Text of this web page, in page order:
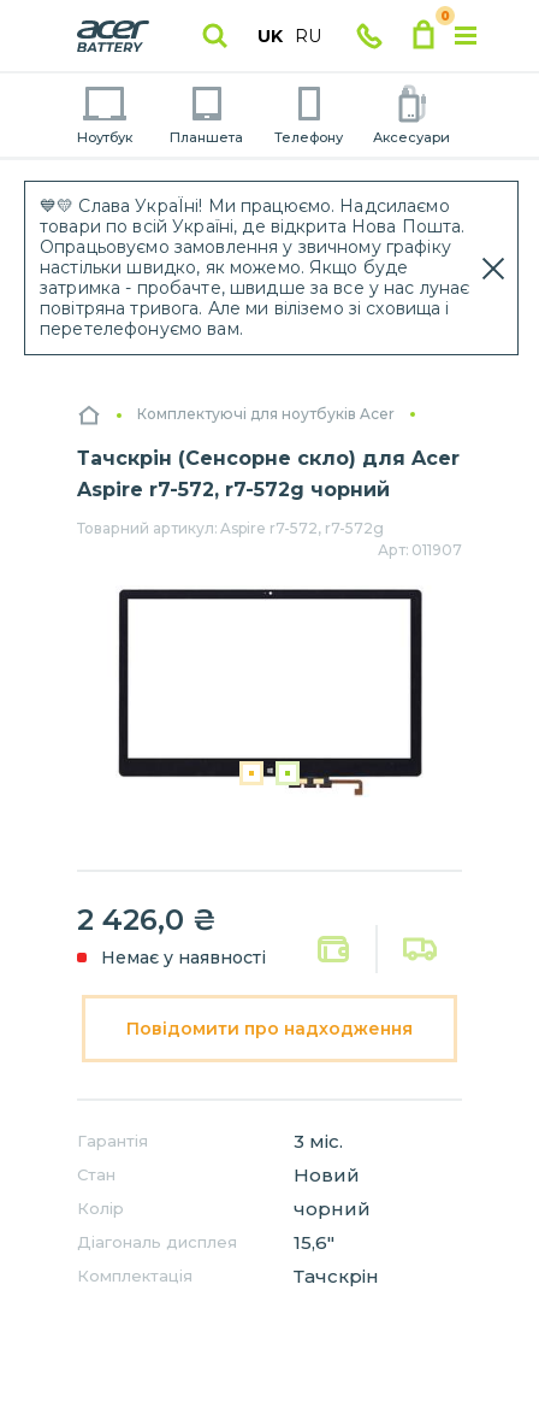
💙💛 Слава УкраЇні! Ми працюємо. Надсилаємо
товари по всій Україні, де відкрита Нова Пошта.
Опрацьовуємо замовлення у звичному графіку
настільки швидко, як можемо. Якщо буде
затримка - пробачте, швидше за все у нас лунає
повітряна тривога. Але ми віліземо зі сховища і
перетелефонуємо вам.
UK RU
0
Ноутбук Планшета Телефону Аксесуари
Комплектуючі для ноутбуків Acer
Тачскрін (Сенсорне скло) для Acer
Aspire r7-572, r7-572g чорний
Товарний артикул: Aspire r7-572, r7-572g
Арт: 011907
2 426,0 ₴
Немає у наявності
Повідомити про надходження
Гарантія 3 міс.
Стан Новий
Колір чорний
Діагональ дисплея 15,6"
Комплектація Тачскрін